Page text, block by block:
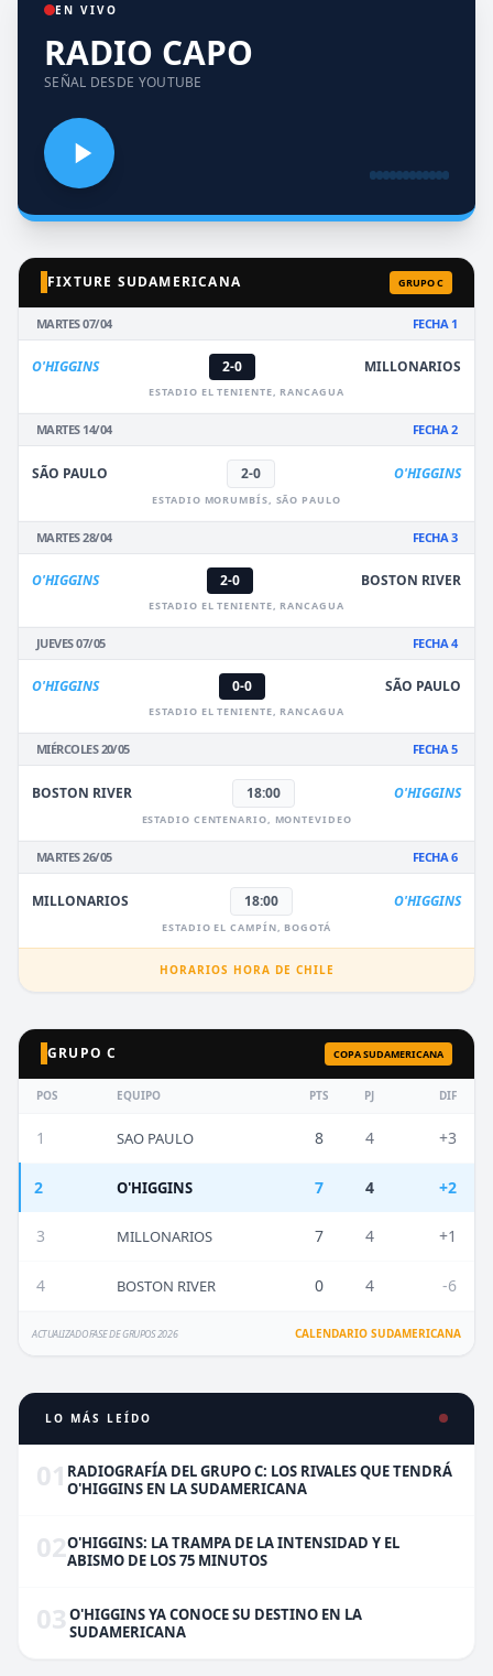
EN VIVO
RADIO CAPO
SEÑAL DESDE YOUTUBE
FIXTURE SUDAMERICANA GRUPO C
MARTES 07/04 FECHA 1
O'HIGGINS 2-0 MILLONARIOS
ESTADIO EL TENIENTE, RANCAGUA
MARTES 14/04 FECHA 2
SÃO PAULO 2-0 O'HIGGINS
ESTADIO MORUMBÍS, SÃO PAULO
MARTES 28/04 FECHA 3
O'HIGGINS 2-0 BOSTON RIVER
ESTADIO EL TENIENTE, RANCAGUA
JUEVES 07/05 FECHA 4
O'HIGGINS 0-0 SÃO PAULO
ESTADIO EL TENIENTE, RANCAGUA
MIÉRCOLES 20/05 FECHA 5
BOSTON RIVER 18:00 O'HIGGINS
ESTADIO CENTENARIO, MONTEVIDEO
MARTES 26/05 FECHA 6
MILLONARIOS 18:00 O'HIGGINS
ESTADIO EL CAMPÍN, BOGOTÁ
HORARIOS HORA DE CHILE
GRUPO C COPA SUDAMERICANA
POS EQUIPO PTS PJ DIF
1 SAO PAULO 8 4 +3
2 O'HIGGINS 7 4 +2
3 MILLONARIOS 7 4 +1
4 BOSTON RIVER 0 4 -6
ACTUALIZADO FASE DE GRUPOS 2026 CALENDARIO SUDAMERICANA
LO MÁS LEÍDO
01 RADIOGRAFÍA DEL GRUPO C: LOS RIVALES QUE TENDRÁ
O'HIGGINS EN LA SUDAMERICANA
02O'HIGGINS: LA TRAMPA DE LA INTENSIDAD Y EL
ABISMO DE LOS 75 MINUTOS
03 O'HIGGINS YA CONOCE SU DESTINO EN LA
SUDAMERICANA